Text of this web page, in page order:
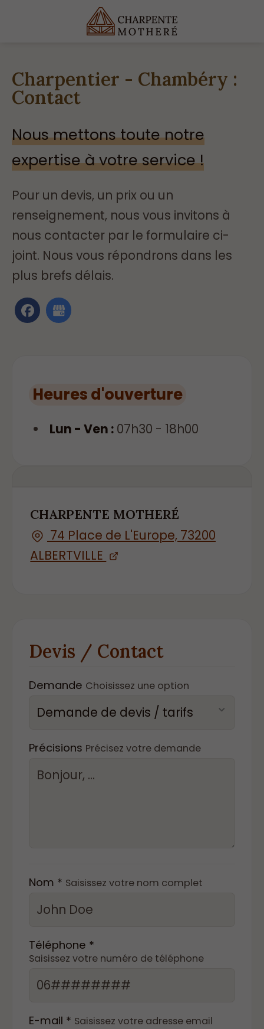
Charpentier - Chambéry :
Contact
Nous mettons toute notre
expertise à votre service !
Pour un devis, un prix ou un
renseignement, nous vous invitons à
nous contacter par le formulaire ci-
joint. Nous vous répondrons dans les
plus brefs délais.
Heures d'ouverture
Lun - Ven : 07h30 - 18h00
CHARPENTE MOTHERÉ
74 Place de L'Europe, 73200
ALBERTVILLE
Devis / Contact
Demande Choisissez une option
Précisions Précisez votre demande
Nom * Saisissez votre nom complet
Téléphone *
Saisissez votre numéro de téléphone
E-mail * Saisissez votre adresse email